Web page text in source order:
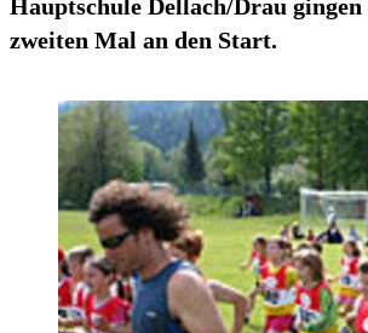
Hauptschule Dellach/Drau
zweiten Mal an den Start.